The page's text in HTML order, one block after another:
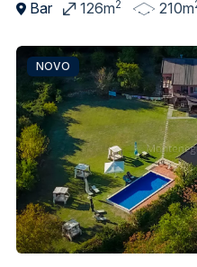
Bar 126m2 210m
NOVO